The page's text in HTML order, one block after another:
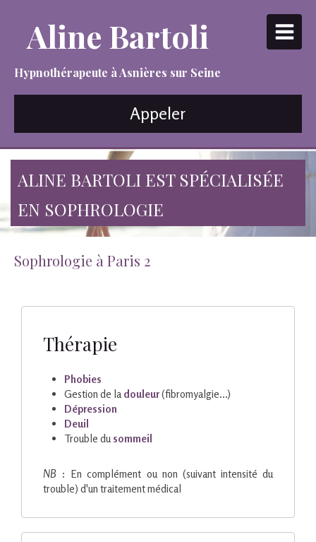
Aline Bartoli
Hypnothérapeute à Asnières sur Seine
Appeler
ALINE BARTOLI EST SPÉCIALISÉE
EN SOPHROLOGIE
Sophrologie à Paris 2
Thérapie
Phobies
Gestion de ladouleur(fibromyalgie...)
Dépression
Deuil
Trouble dusommeil
NB : En complément ou non (suivant intensité du
trouble) d'un traitement médical